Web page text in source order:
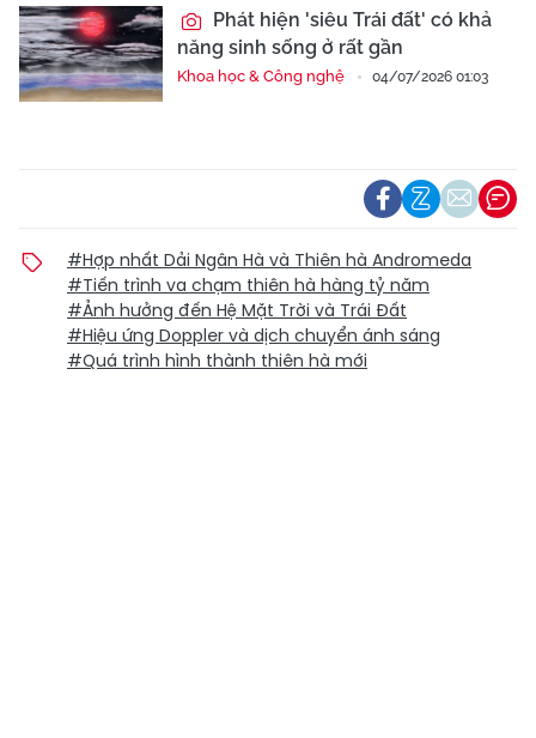
Phát hiện 'siêu Trái đất' có khả
năng sinh sống ở rất gần
Khoa học & Công nghệ 04/07/2026 01:03
#Hợp nhất Dải Ngân Hà và Thiên hà Andromeda
#Tiến trình va chạm thiên hà hàng tỷ năm
#Ảnh hưởng đến Hệ Mặt Trời và Trái Đất
#Hiệu ứng Doppler và dịch chuyển ánh sáng
#Quá trình hình thành thiên hà mới